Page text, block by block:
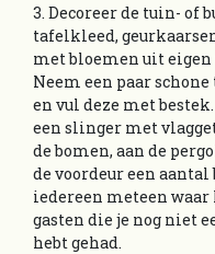
3. Decoreer de tuin- of
tafelkleed,
met bloemen uit
Neem een paar
en vul deze met
een slinger met
de bomen, aan de
de voordeur een
iedereen meteen waar
gasten die je nog niet
hebt gehad.